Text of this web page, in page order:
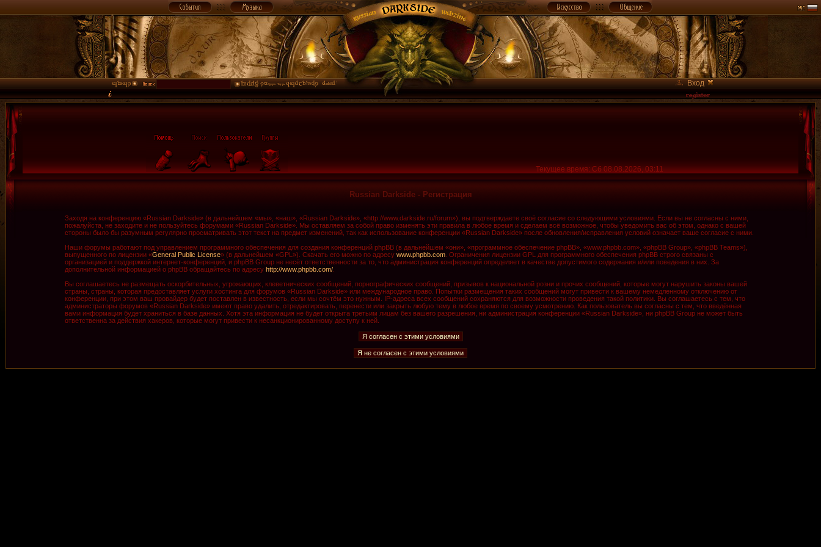
Вход
Текущее время: Сб 08.08.2026, 03:11
Russian Darkside - Регистрация
Заходя на конференцию «Russian Darkside» (в дальнейшем «мы», «наш», «Russian Darkside», «http://www.darkside.ru/forum»), вы подтверждаете своё согласие со следующими условиями. Если вы не согласны с ними,
пожалуйста, не заходите и не пользуйтесь форумами «Russian Darkside». Мы оставляем за собой право изменять эти правила в любое время и сделаем всё возможное, чтобы уведомить вас об этом, однако с вашей
стороны было бы разумным регулярно просматривать этот текст на предмет изменений, так как использование конференции «Russian Darkside» после обновления/исправления условий означает ваше согласие с ними.
Наши форумы работают под управлением программного обеспечения для создания конференций phpBB (в дальнейшем «они», «программное обеспечение phpBB», «www.phpbb.com», «phpBB Group», «phpBB Teams»),
выпущенного по лицензии «General Public License» (в дальнейшем «GPL»). Скачать его можно по адресу www.phpbb.com. Ограничения лицензии GPL для программного обеспечения phpBB строго связаны с
организацией и поддержкой интернет-конференций, и phpBB Group не несёт ответственности за то, что администрация конференций определяет в качестве допустимого содержания и/или поведения в них. За
дополнительной информацией о phpBB обращайтесь по адресу http://www.phpbb.com/.
Вы соглашаетесь не размещать оскорбительных, угрожающих, клеветнических сообщений, порнографических сообщений, призывов к национальной розни и прочих сообщений, которые могут нарушить законы вашей
страны, страны, которая предоставляет услуги хостинга для форумов «Russian Darkside» или международное право. Попытки размещения таких сообщений могут привести к вашему немедленному отключению от
конференции, при этом ваш провайдер будет поставлен в известность, если мы сочтём это нужным. IP-адреса всех сообщений сохраняются для возможности проведения такой политики. Вы соглашаетесь с тем, что
администраторы форумов «Russian Darkside» имеют право удалить, отредактировать, перенести или закрыть любую тему в любое время по своему усмотрению. Как пользователь вы согласны с тем, что введённая
вами информация будет храниться в базе данных. Хотя эта информация не будет открыта третьим лицам без вашего разрешения, ни администрация конференции «Russian Darkside», ни phpBB Group не может быть
ответственна за действия хакеров, которые могут привести к несанкционированному доступу к ней.